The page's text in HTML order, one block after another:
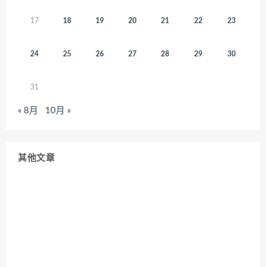
17 18 19 20 21 22 23
24 25 26 27 28 29 30
31
« 8月 10月 »
其他文章